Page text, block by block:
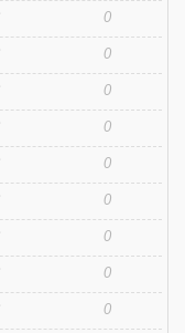
0
0
0
0
0
0
0
0
0